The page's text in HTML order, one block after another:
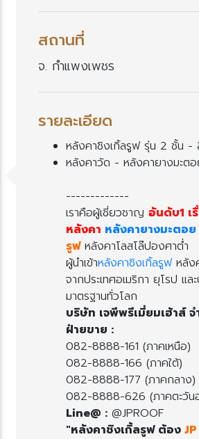
สถานที่
จ. กำแพงเพชร
รายละเอียด
หลังคาชิงเกิ้ลรูฟ รุ่น 2 ชั้น -
หลังคาวัด - หลังคายางมะ
-------------
เราคือผู้เชี่ยวชาญ อันดับ1 เ
หลังคา หลังคายางมะตอ
รูฟหลังคาโลสโล๊ปองศาต่ำ
ผู้นำเข้าหลังคาชิงเกิ้ลรูฟ หลั
จากประเทศอเมริกา ยุโรป แล
มาตรฐานทั่วโลก
บริษัท เจพีพรีเมี่ยมเฮ้าส์
ฝ่ายขาย :
082-8888-161 (ภาคเหนือ)
082-8888-166 (ภาคใต้)
082-8888-177 (ภาคกลาง)
082-8888-626 (ภาคตะวัน
Line@ : @JPROOF
"หลังคาชิงเกิ้ลรูฟ ต้อง